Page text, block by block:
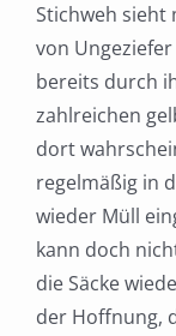
Stichweh sieht
von
bereits durch
zahlreichen
dort
regelmäßig in
wieder Müll
kann doch
die Säcke
der Hoffnung,